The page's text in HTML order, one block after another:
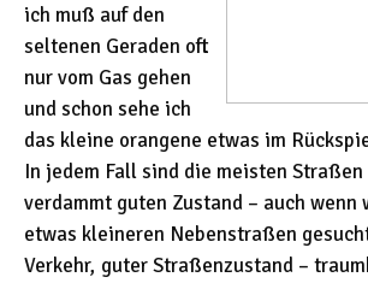
ich muß auf den
seltenen Geraden oft
nur vom Gas gehen
und schon sehe ich
das kleine orangene etwas im
In jedem Fall sind die meisten
verdammt guten Zustand – auch wenn
etwas kleineren Nebenstraßen
Verkehr, guter Straßenzustand –